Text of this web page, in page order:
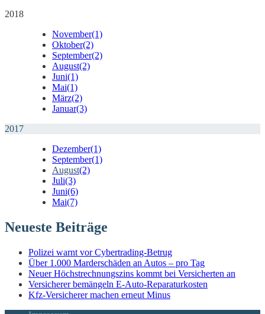
2018
November(1)
Oktober(2)
September(2)
August(2)
Juni(1)
Mai(1)
März(2)
Januar(3)
2017
Dezember(1)
September(1)
August(2)
Juli(3)
Juni(6)
Mai(7)
Neueste Beiträge
Polizei warnt vor Cybertrading-Betrug
Über 1.000 Marderschäden an Autos – pro Tag
Neuer Höchstrechnungszins kommt bei Versicherten an
Versicherer bemängeln E-Auto-Reparaturkosten
Kfz-Versicherer machen erneut Minus